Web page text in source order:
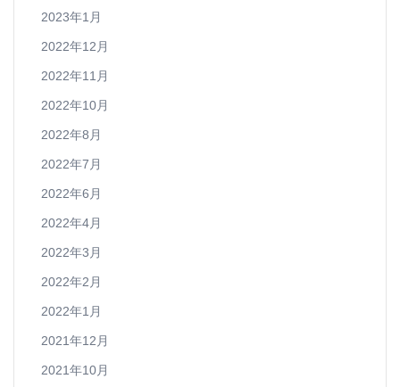
2023年1月
2022年12月
2022年11月
2022年10月
2022年8月
2022年7月
2022年6月
2022年4月
2022年3月
2022年2月
2022年1月
2021年12月
2021年10月